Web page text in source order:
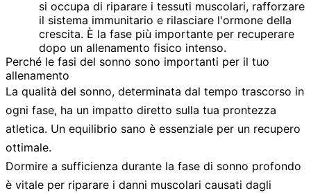
si occupa di riparare i tessuti muscolari, rafforzare
il sistema immunitario e rilasciare l'ormone della
crescita. È la fase più importante per recuperare
dopo un allenamento fisico intenso.
Perché le fasi del sonno sono importanti per il tuo
allenamento
La qualità del sonno, determinata dal tempo trascorso in
ogni fase, ha un impatto diretto sulla tua prontezza
atletica. Un equilibrio sano è essenziale per un recupero
ottimale.
Dormire a sufficienza durante la fase di sonno profondo
è vitale per riparare i danni muscolari causati dagli